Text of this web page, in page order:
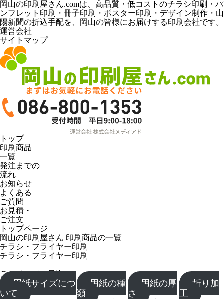
岡山の印刷屋さん.comは、高品質・低コストのチラシ印刷・パ
ンフレット印刷・冊子印刷・ポスター印刷・デザイン制作・山
陽新聞の折込手配を、岡山の皆様にお届けする印刷会社です。
運営会社
サイトマップ
トップ
印刷商品
一覧
発注までの
流れ
お知らせ
よくある
ご質問
お見積・
ご注文
トップページ
岡山の印刷屋さん 印刷商品の一覧
チラシ・フライヤー印刷
チラシ・フライヤー印刷
このページの目次
用紙サイズにつ
いて
用紙の種
類
用紙の厚
さ
折り加
工